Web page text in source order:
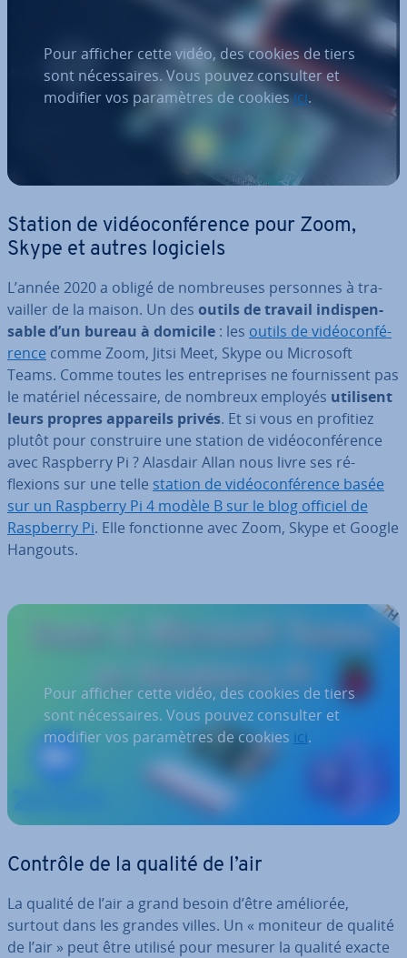
Pour afficher cette vidéo, des cookies de tiers
sont nécessaires. Vous pouvez consulter et
modifier vos paramètres de cookiesici.
Station de vi­déo­con­fé­rence pour Zoom,
Skype et autres logiciels
L’année 2020 a obligé de nom­breuses personnes à tra­
vail­ler de la maison. Un des outils de travail in­dis­pen­
sable d’un bureau à domicile : les outils de vi­déo­con­fé­
rence comme Zoom, Jitsi Meet, Skype ou Microsoft
Teams. Comme toutes les en­tre­prises ne four­nis­sent pas
le matériel né­ces­saire, de nombreux employés utilisent
leurs propres appareils privés. Et si vous en profitiez
plutôt pour cons­truire une station de vi­déo­con­fé­rence
avec Raspberry Pi ? Alasdair Allan nous livre ses ré­
flexions sur une telle station de vi­déo­con­fé­rence basée
sur un Raspberry Pi 4 modèle B sur le blog officiel de
Raspberry Pi. Elle fonc­tionne avec Zoom, Skype et Google
Hangouts.
Pour afficher cette vidéo, des cookies de tiers
sont nécessaires. Vous pouvez consulter et
modifier vos paramètres de cookies ici .
Contrôle de la qualité de l’air
La qualité de l’air a grand besoin d’être améliorée,
surtout dans les grandes villes. Un « moniteur de qualité
de l’air » peut être utilisé pour mesurer la qualité exacte